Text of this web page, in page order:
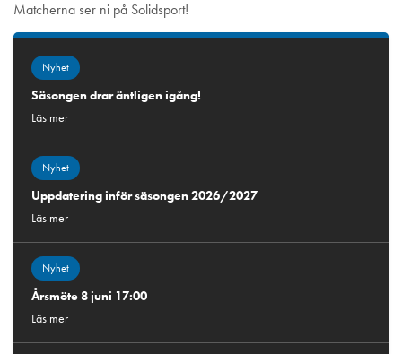
Matcherna ser ni på Solidsport!
Nyhet
Säsongen drar äntligen igång!
Läs mer
Nyhet
Uppdatering inför säsongen 2026/2027
Läs mer
Nyhet
Årsmöte 8 juni 17:00
Läs mer